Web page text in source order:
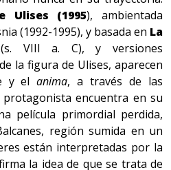
Ulises (1995), ambientada
(1992-1995), y basada en La
VIII a. C), y versiones
la figura de Ulises, aparecen
y elanima, a través de las
encuentra en su
película primordial perdida,
región sumida en un
están interpretadas por la
la idea de que se trata de